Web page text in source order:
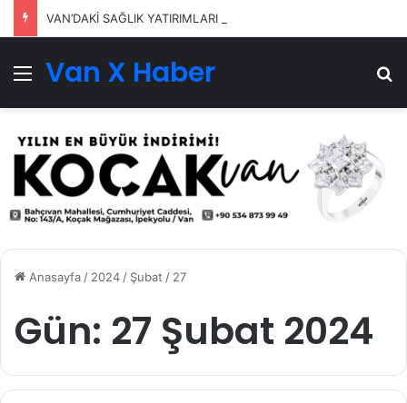
VAN’DAKİ SAĞLIK YATIRIMLARI SÜRÜYOR
Menü
Van X Haber
Anasayfa/ 2024/ Şubat / 27
Gün: 27 Şubat 2024